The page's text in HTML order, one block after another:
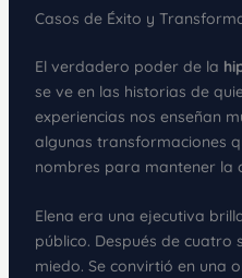
Casos de Éxito y
El verdadero poder de la
se ve en las historias de
experiencias nos enseñan
algunas transformaciones
nombres para mantener la
Elena era una ejecutiva
público. Después de cuatro
miedo. Se convirtió en una